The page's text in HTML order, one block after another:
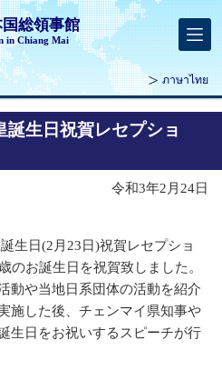
総領事館
in Chiang Mai
ภาษาไทย
誕生日祝賀レセプショ
令和3年2月24日
日(2月23日)祝賀レセプショ
のお誕生日を祝賀致しました。
動や当地日系団体の活動を紹介
施した後、チェンマイ県知事や
生日をお祝いするスピーチが行